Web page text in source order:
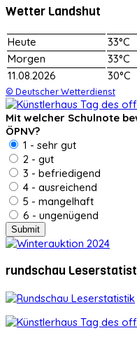
Wetter Landshut
Heute
33°C
Morgen
33°C
11.08.2026
30°C
© Deutscher Wetterdienst
Mit welcher Schulnote
ÖPNV?
1 - sehr gut
2 - gut
3 - befriedigend
4 - ausreichend
5 - mangelhaft
6 - ungenügend
rundschau